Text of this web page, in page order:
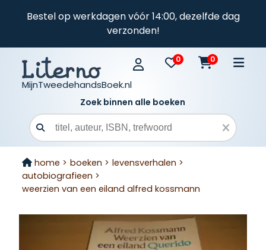
Bestel op werkdagen vóór 14:00, dezelfde dag
verzonden!
MijnTweedehandsBoek.nl
0 0
Zoek binnen alle boeken
Zoekveld
home > boeken > levensverhalen >
autobiografieen >
weerzien van een eiland alfred kossmann